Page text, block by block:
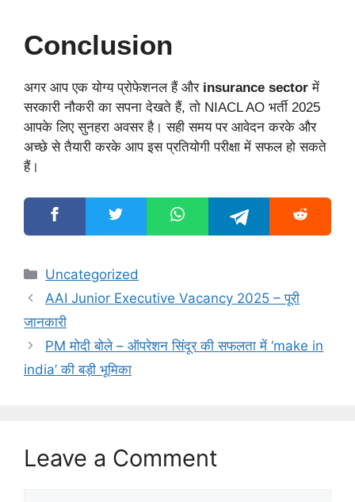
Conclusion
अगर आप एक योग्य प्रोफेशनल हैं और insurance sector में
सरकारी नौकरी का सपना देखते हैं, तो NIACL AO भर्ती 2025
आपके लिए सुनहरा अवसर है। सही समय पर आवेदन करके और
अच्छे से तैयारी करके आप इस प्रतियोगी परीक्षा में सफल हो सकते
हैं।
Categories
Uncategorized
AAI Junior Executive Vacancy 2025 – पूरी
जानकारी
PM मोदी बोले – ऑपरेशन सिंदूर की सफलता में ‘make in
india’ की बड़ी भूमिका
Leave a Comment